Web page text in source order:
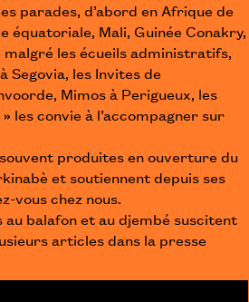
parades, d’abord en Afrique de
équatoriale, Mali, Guinée Conakry,
malgré les écueils administratifs,
Segovia, les Invites de
Mimos à Perigueux, les
les convie à l’accompagner sur
produites en ouverture du
et soutiennent depuis ses
vous chez nous.
balafon et au djembé suscitent
articles dans la presse